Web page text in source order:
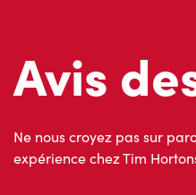
Avis
Ne nous croyez pas sur
expérience chez Tim